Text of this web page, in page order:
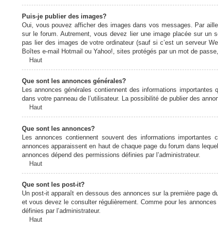
Puis-je publier des images?
Oui, vous pouvez afficher des images dans vos messages. Par
sur le forum. Autrement, vous devez lier une image placée sur un
pas lier des images de votre ordinateur (sauf si c’est un serveur
Boîtes e-mail Hotmail ou Yahoo!, sites protégés par un mot de
Haut
Que sont les annonces générales?
Les annonces générales contiennent des informations
dans votre panneau de l’utilisateur. La possibilité de publier des
Haut
Que sont les annonces?
Les annonces contiennent souvent des informations
annonces apparaissent en haut de chaque page du forum dans
annonces dépend des permissions définies par l’administrateur.
Haut
Que sont les post-it?
Un post-it apparaît en dessous des annonces sur la première page
et vous devez le consulter régulièrement. Comme pour les
définies par l’administrateur.
Haut